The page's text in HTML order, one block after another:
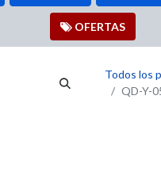
OFER​​​​TAS
Todos los
QD-Y-